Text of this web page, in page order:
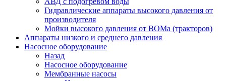
Гидравлические аппараты высокого давления от
производителя
Мойки высокого давления от ВОМа (тракторов)
Аппараты низкого и среднего давления
Насосное оборудование
Назад
Насосное оборудование
Мембранные насосы